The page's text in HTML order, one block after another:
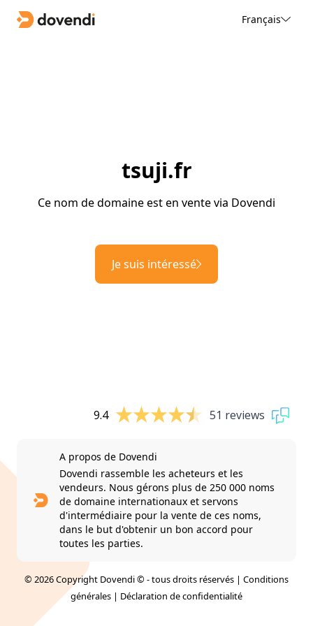
Français
tsuji.fr
Ce nom de domaine est en vente via Dovendi
Je suis intéressé
9.4 51 reviews
A propos de Dovendi
Dovendi rassemble les acheteurs et les
vendeurs. Nous gérons plus de 250 000 noms
de domaine internationaux et servons
d'intermédiaire pour la vente de ces noms,
dans le but d'obtenir un bon accord pour
toutes les parties.
© 2026 Copyright Dovendi © - tous droits réservés | Conditions
générales | Déclaration de confidentialité